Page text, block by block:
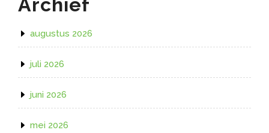
Archief
augustus 2026
juli 2026
juni 2026
mei 2026